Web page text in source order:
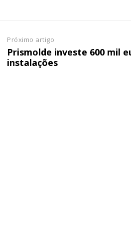
Próximo artigo
Prismolde investe 600 mil
instalações